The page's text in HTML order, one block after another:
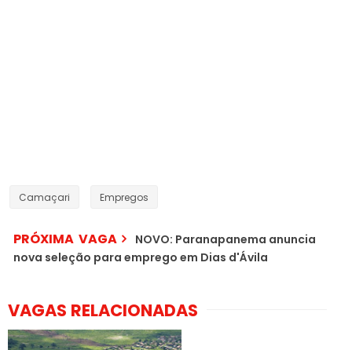
Camaçari Empregos
PRÓXIMA VAGA
NOVO: Paranapanema anuncia
nova seleção para emprego em Dias d'Ávila
VAGAS RELACIONADAS